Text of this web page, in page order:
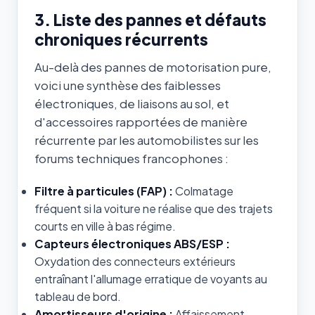
3. Liste des pannes et défauts
chroniques récurrents
Au-delà des pannes de motorisation pure,
voici une synthèse des faiblesses
électroniques, de liaisons au sol, et
d'accessoires rapportées de manière
récurrente par les automobilistes sur les
forums techniques francophones :
Filtre à particules (FAP) :Colmatage
fréquent si la voiture ne réalise que des trajets
courts en ville à bas régime.
Capteurs électroniques ABS/ESP :
Oxydation des connecteurs extérieurs
entraînant l'allumage erratique de voyants au
tableau de bord.